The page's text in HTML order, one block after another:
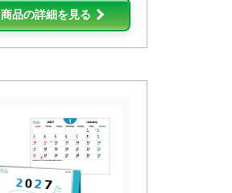
商品の詳細を見る